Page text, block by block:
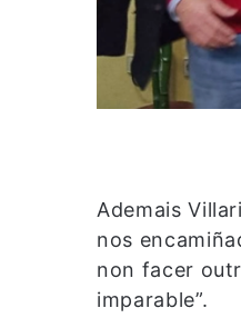
Ademais
nos
non facer
imparable”.